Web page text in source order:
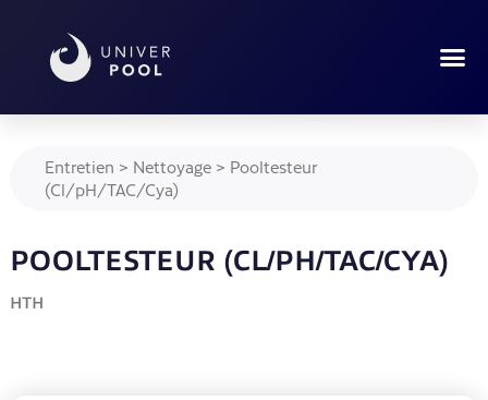
Entretien > Nettoyage> Pooltesteur
(Cl/pH/TAC/Cya)
POOLTESTEUR (CL/PH/TAC/CYA)
HTH